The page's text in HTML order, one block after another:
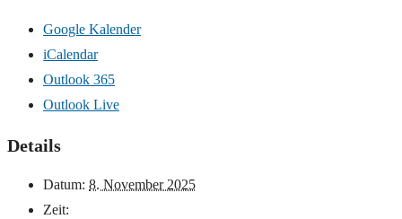
Google Kalender
iCalendar
Outlook 365
Outlook Live
Details
Datum: 8. November 2025
Zeit: